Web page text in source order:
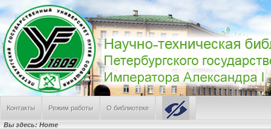
Контакты Режим работы О библиотеке
Вы здесь: Home